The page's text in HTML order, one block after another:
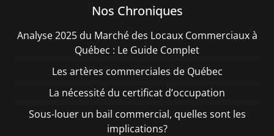
Nos Chroniques
Analyse 2025 du Marché des Locaux Commerciaux à
Québec : Le Guide Complet
Les artères commerciales de Québec
La nécessité du certificat d’occupation
Sous-louer un bail commercial, quelles sont les
implications?